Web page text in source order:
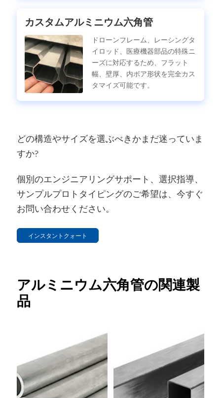
カスタムアルミニウム六角管
ドローンフレーム、レーシングタ
イロッド、医療機器部品の特殊ニ
ーズに対応するため、フラット
幅、壁厚、内ボア形状を完全カス
タマイズ可能です。
どの構造やサイズを選ぶべきかまだ迷っていま
すか?
個別のエンジニアリングサポート、選択指導、
サンプルプロトタイピングのご希望は、今すぐ
お問い合わせください。
インスタントクォート
アルミニウム六角管の関連製
品